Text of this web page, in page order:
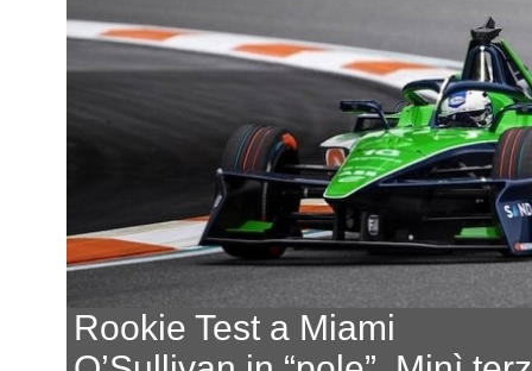
Rookie Test a Miami